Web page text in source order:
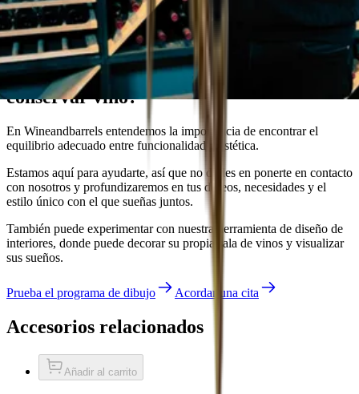
Asesor de Wineandbarrels
¿Estás buscando la solución perfecta para
conservar vino?
En Wineandbarrels entendemos la importancia de encontrar el
equilibrio adecuado entre funcionalidad y estética.
Estamos aquí para ayudarte, así que no dudes en ponerte en contacto
con nosotros y profundizaremos en tus deseos, necesidades y el
estilo único con el que sueñas juntos.
También puede experimentar con nuestra herramienta de diseño de
interiores, donde puede decorar su propia sala de vinos y visualizar
sus sueños.
Prueba el programa de dibujo Acordar una cita
Accesorios relacionados
Añadir al carrito